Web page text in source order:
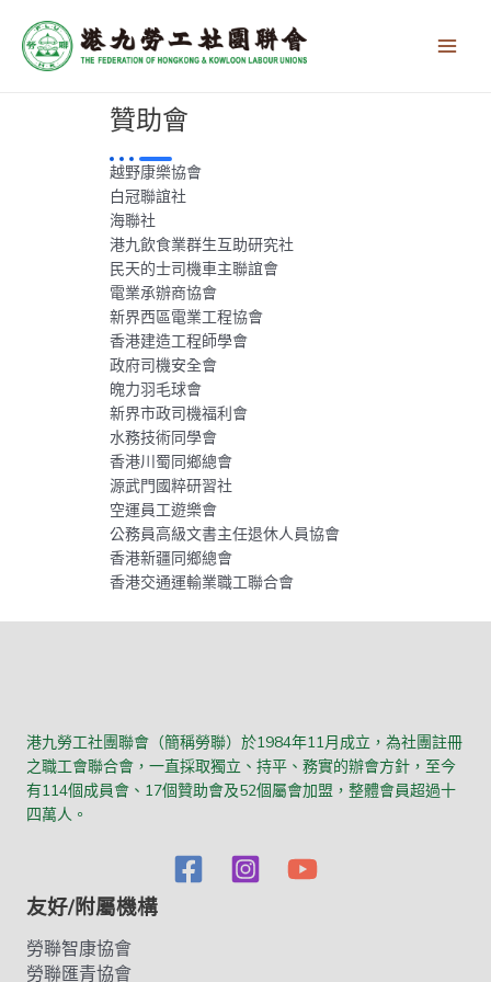
贊助會
越野康樂協會
白冠聯誼社
海聯社
港九飲食業群生互助研究社
民天的士司機車主聯誼會
電業承辦商協會
新界西區電業工程協會
香港建造工程師學會
政府司機安全會
魄力羽毛球會
新界市政司機福利會
水務技術同學會
香港川蜀同鄉總會
源武門國粹研習社
空運員工遊樂會
公務員高級文書主任退休人員協會
香港新疆同鄉總會
香港交通運輸業職工聯合會
港九勞工社團聯會（簡稱勞聯）於1984年11月成立，為社團註冊
之職工會聯合會，一直採取獨立、持平、務實的辦會方針，至今
有114個成員會、17個贊助會及52個屬會加盟，整體會員超過十
四萬人。
友好/附屬機構
勞聯智康協會
勞聯匯青協會